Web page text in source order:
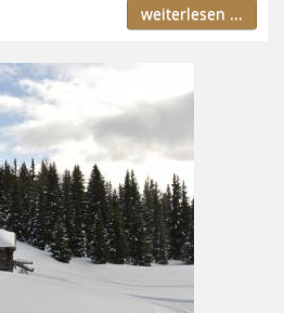
weiterlesen ...